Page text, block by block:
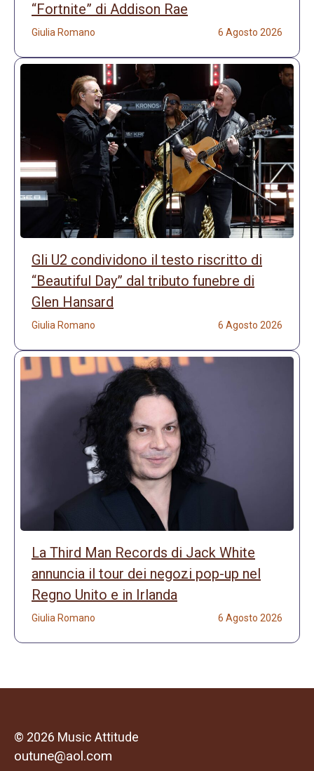
“Fortnite” di Addison Rae
Giulia Romano 6 Agosto 2026
Gli U2 condividono il testo riscritto di
“Beautiful Day” dal tributo funebre di
Glen Hansard
Giulia Romano 6 Agosto 2026
La Third Man Records di Jack White
annuncia il tour dei negozi pop-up nel
Regno Unito e in Irlanda
Giulia Romano 6 Agosto 2026
© 2026 Music Attitude
outune@aol.com